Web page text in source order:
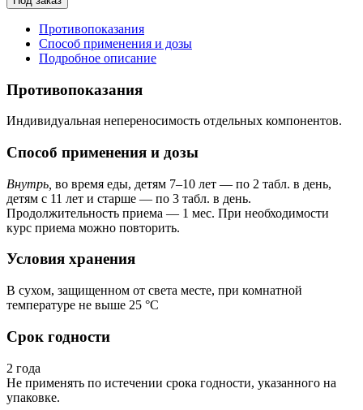
Противопоказания
Способ применения и дозы
Подробное описание
Противопоказания
Индивидуальная непереносимость отдельных компонентов.
Способ применения и дозы
Внутрь, во время еды, детям 7–10 лет — по 2 табл. в день,
детям с 11 лет и старше — по 3 табл. в день.
Продолжительность приема — 1 мес. При необходимости
курс приема можно повторить.
Условия хранения
В сухом, защищенном от света месте, при комнатной
температуре не выше 25 °C
Срок годности
2 года
Не применять по истечении срока годности, указанного на
упаковке.